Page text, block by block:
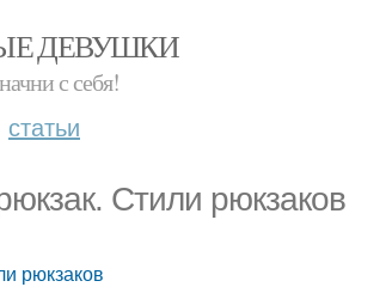
ДЕВУШКИ
с себя!
статьи
Стили рюкзаков
рюкзаков